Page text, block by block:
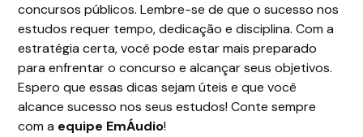
concursos públicos. Lembre-se de que o sucesso nos
estudos requer tempo, dedicação e disciplina. Com a
estratégia certa, você pode estar mais preparado
para enfrentar o concurso e alcançar seus objetivos.
Espero que essas dicas sejam úteis e que você
alcance sucesso nos seus estudos! Conte sempre
com a equipe EmÁudio!